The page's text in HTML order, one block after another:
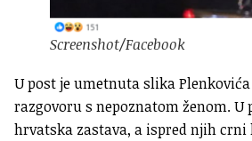
Screenshot/Facebook
U post je umetnuta slika
razgovoru s nepoznatom ženom. U
hrvatska zastava, a ispred njih